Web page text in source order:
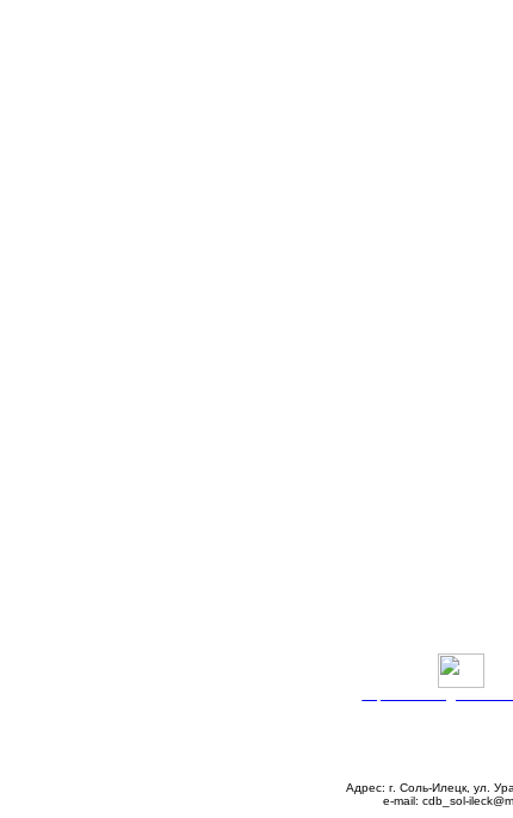
Адрес: г. Соль-Илецк, ул.
e-mail: cdb_sol-